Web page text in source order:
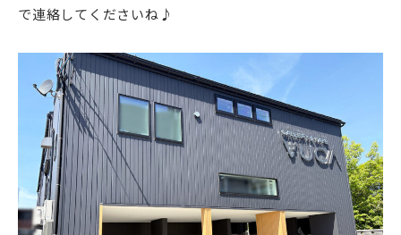
で連絡してくださいね♪